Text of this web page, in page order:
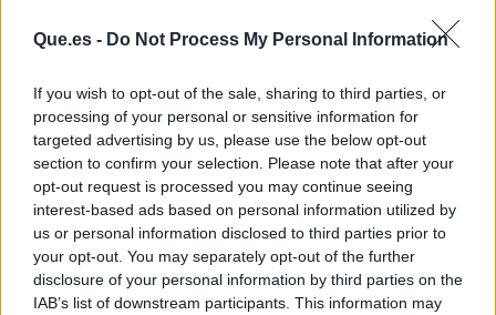
Que.es - Do Not Process My Personal Information
If you wish to opt-out of the sale, sharing to third parties, or
processing of your personal or sensitive information for
targeted advertising by us, please use the below opt-out
section to confirm your selection. Please note that after your
opt-out request is processed you may continue seeing
interest-based ads based on personal information utilized by
us or personal information disclosed to third parties prior to
your opt-out. You may separately opt-out of the further
disclosure of your personal information by third parties on the
IAB’s list of downstream participants. This information may
Publicidad